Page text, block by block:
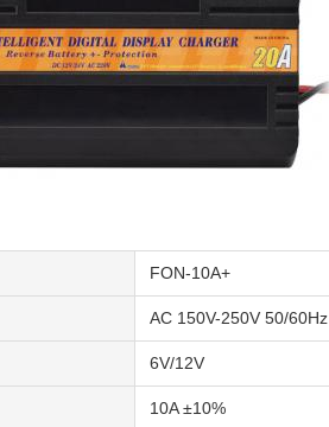
FON-10A+
AC 150V-250V 50/60Hz
6V/12V
10A ±10%